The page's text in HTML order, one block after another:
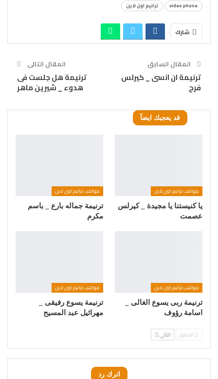
video phone
ترانيم اون لاين
شارك
المقال السابق
ترنيمة ان انسى _ كيرلس
فرج
المقال التالى
ترنيمة هل جلست فى
هدوء _ شيرين ماهر
قد يعجبك ايضآ
مواهب ترانيم اون لاين
يا كنيستنا يا مجيدة _ كيرلس
عصمت
مواهب ترانيم اون لاين
ترنيمة جماله بارع _ باسم
مكرم
مواهب ترانيم اون لاين
ترنيمة ربى يسوع الغالى _
اسامة رؤوف
مواهب ترانيم اون لاين
ترنيمة يسوع رفيقى _
مهرائيل عبد المسيح
السابق التالي
اترك رد